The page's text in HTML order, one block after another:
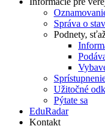
Správa o
Podnety,
Užitočné
Pýtate sa
EduRadar
Kontakt